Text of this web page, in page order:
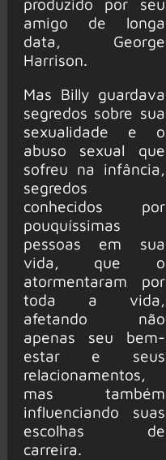
amigo de longa
data, George
Harrison.
Mas Billy guardava
segredos sobre sua
sexualidade e o
abuso sexual que
sofreu na infância,
segredos
conhecidos por
pouquíssimas
pessoas em sua
vida, que o
atormentaram por
toda a vida,
afetando não
apenas seu bem-
estar e seus
relacionamentos,
mas também
influenciando suas
escolhas de
carreira.